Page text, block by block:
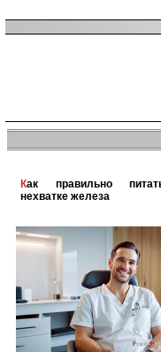
Как правильно питаться при
нехватке железа